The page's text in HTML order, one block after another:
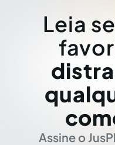
Leia
Assine o